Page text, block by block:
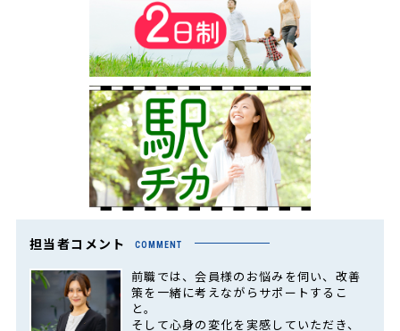
担当者コメント COMMENT
前職では、会員様のお悩みを伺い、改善
策を一緒に考えながらサポートするこ
と。
そして心身の変化を実感していただき、